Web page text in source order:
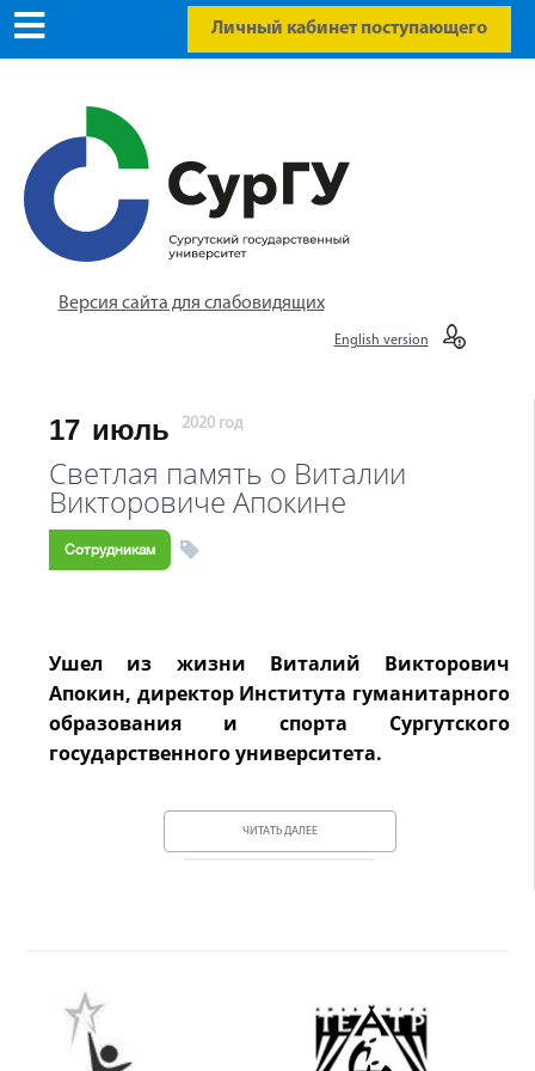
Личный кабинет поступающего
Версия сайта для слабовидящих
English version
17 июль 2020 год
Светлая память о Виталии
Викторовиче Апокине
Сотрудникам
Ушел из жизни Виталий Викторович
Апокин, директор Института гуманитарного
образования и спорта Сургутского
государственного университета.
ЧИТАТЬ ДАЛЕЕ